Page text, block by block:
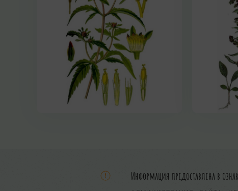
Информация предоставлена в